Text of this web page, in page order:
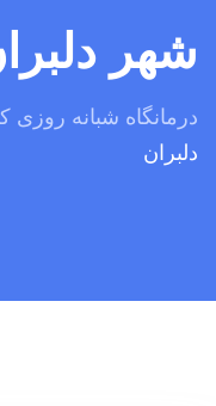
شهر
درمانگاه شبانه روزی
دلبران